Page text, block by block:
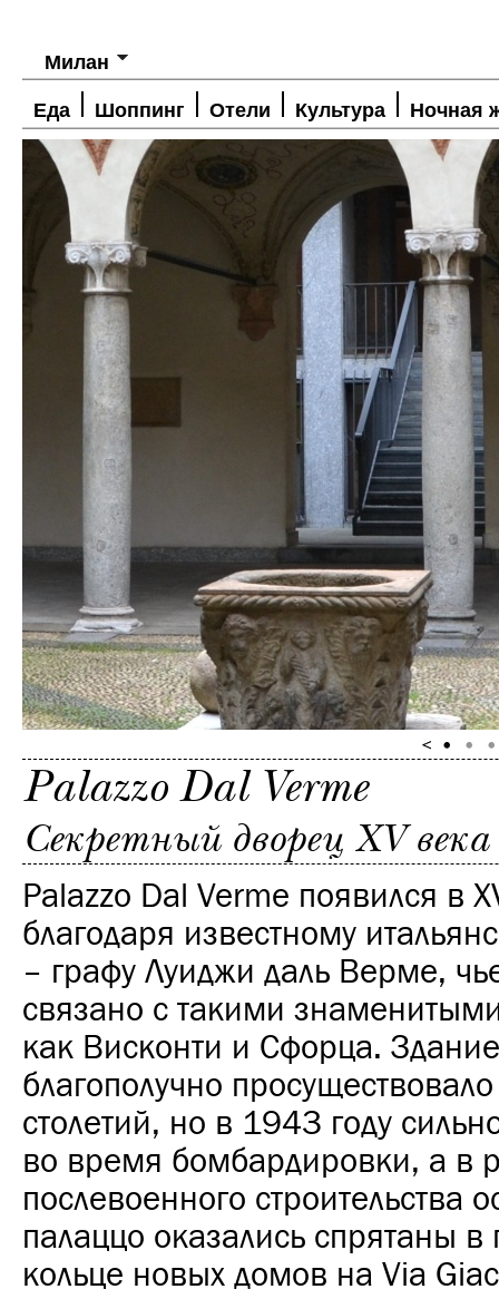
Милан
Еда Шоппинг Отели Культура Ночная
Palazzo Dal Verme
Секретный дворец XV
Palazzo Dal Verme появился в
благодаря известному
– графу Луиджи даль Верме,
связано с такими
как Висконти и Сфорца. Здание
благополучно
столетий, но в 1943 году
во время бомбардировки, а в
послевоенного строительства
палаццо оказались спрятаны в
кольце новых домов на Via